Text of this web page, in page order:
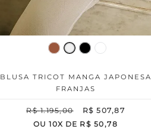
BLUSA TRICOT MANGA JAPONESA
FRANJAS
R$ 1.195,00 R$ 507,87
OU 10X DE R$ 50,78